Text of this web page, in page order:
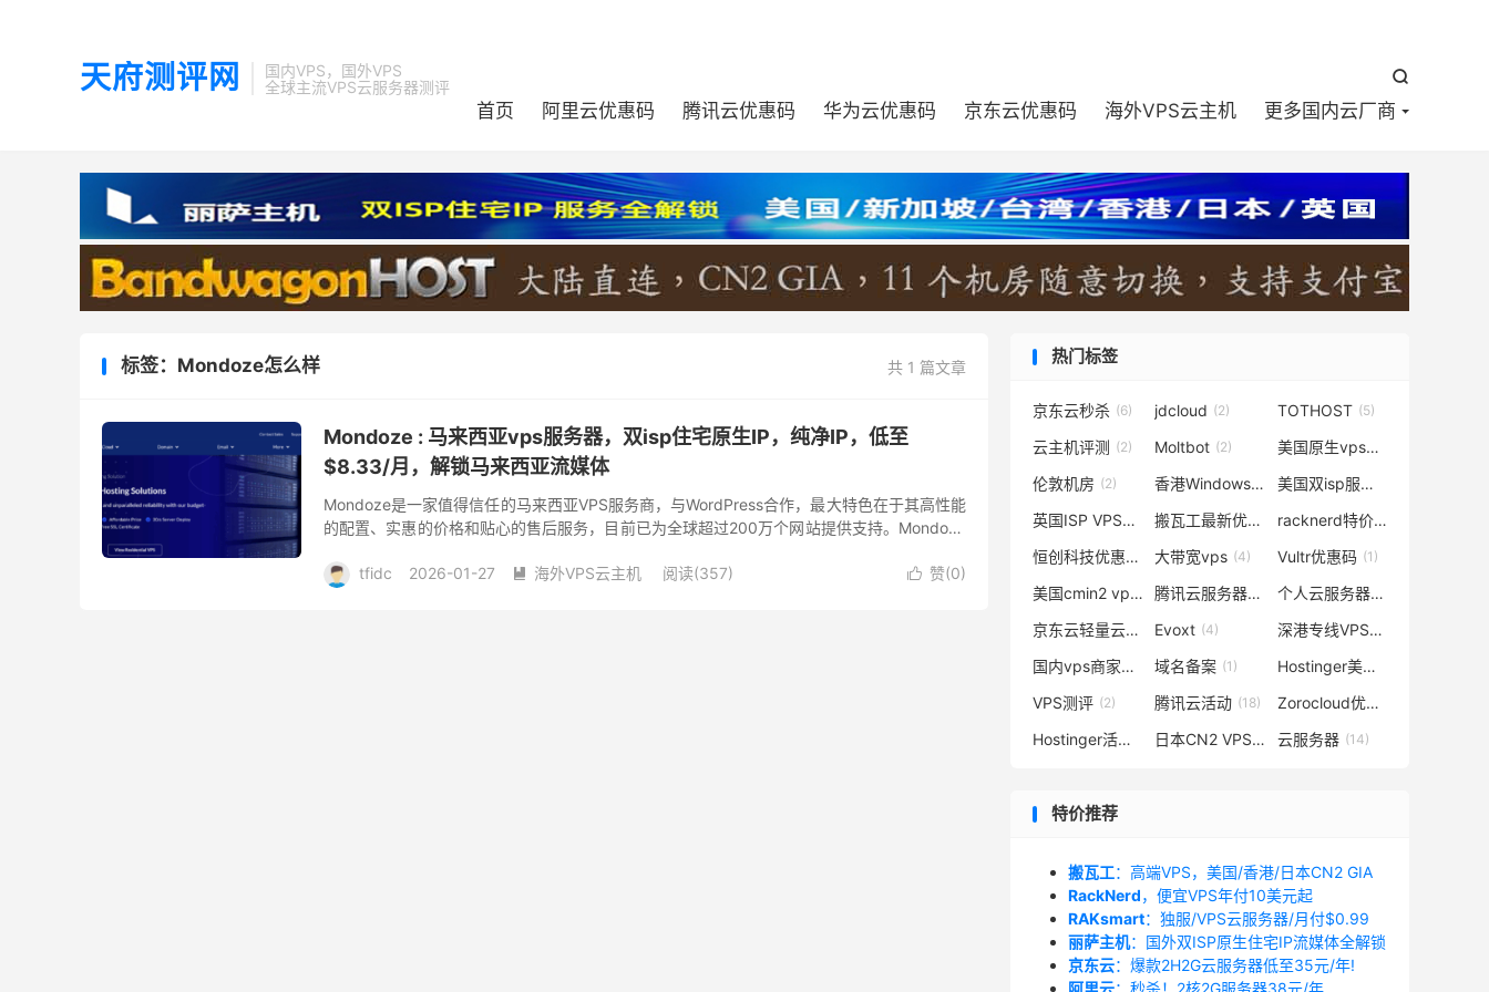
天府测评网
国内VPS，国外VPS
全球主流VPS云服务器测评

首页 阿里云优惠码 腾讯云优惠码 华为云优惠码 京东云优惠码 海外VPS云主机 更多国内云厂商
共 1 篇文章
标签：Mondoze怎么样
Mondoze : 马来西亚vps服务器，双isp住宅原生IP，纯净IP，低至
$8.33/月，解锁马来西亚流媒体
Mondoze是一家值得信任的马来西亚VPS服务商，与WordPress合作，最大特色在于其高性能
的配置、实惠的价格和贴心的售后服务，目前已为全球超过200万个网站提供支持。Mondoze
 赞(0)
tfidc 2026-01-27  海外VPS云主机 阅读(357)
热门标签
京东云秒杀 (6) jdcloud (2) TOTHOST (5)
云主机评测 (2) Moltbot (2) 美国原生vps推荐
伦敦机房 (2) 香港Windows VPS (1) 美国双isp服务器
英国ISP VPS(3) 搬瓦工最新优惠码 (4) racknerd特价vps
恒创科技优惠券 (1)
大带宽vps (4) Vultr优惠码 (1)
美国cmin2 vps (1) 腾讯云服务器(8) 个人云服务器
(1)
京东云轻量云主机 (1)
Evoxt (4) 深港专线VPS
(1)
国内vps商家推荐 (1)
域名备案 (1) Hostinger美国虚拟主机
VPS测评 (2) 腾讯云活动 (18) Zorocloud优惠码
Hostinger活动 日本CN2 VPS(2) 云服务器 (14)
特价推荐
搬瓦工：高端VPS，美国/香港/日本CN2 GIA
RackNerd，便宜VPS年付10美元起
RAKsmart：独服/VPS云服务器/月付$0.99
丽萨主机：国外双ISP原生住宅IP流媒体全解锁
京东云：爆款2H2G云服务器低至35元/年!
阿里云：秒杀！2核2G服务器38元/年